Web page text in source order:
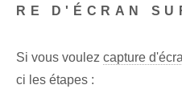
RE D'ÉCRAN
Si vous voulez capture
ci les étapes :